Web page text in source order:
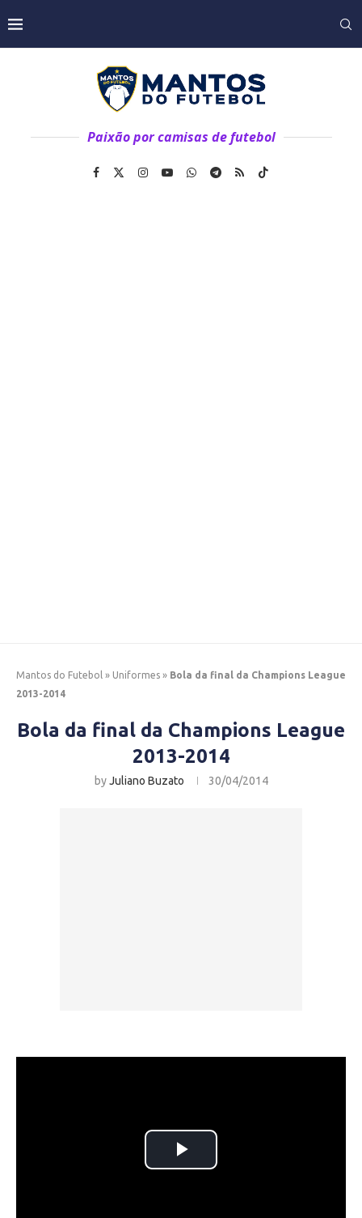
Paixão por camisas de futebol
Mantos do Futebol » Uniformes » Bola da final da Champions League
2013-2014
Bola da final da Champions League
2013-2014
byJuliano Buzato 30/04/2014